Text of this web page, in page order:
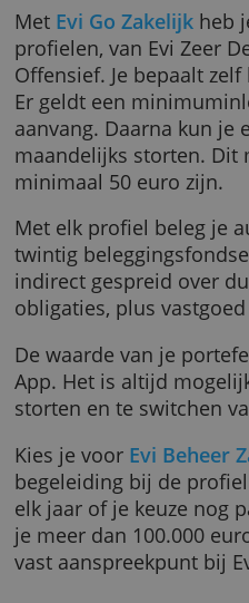
individuele aandelen
beurstransacties te
Waarin kun je
MetEvi Go Zakelijk
profielen, van Evi
Offensief. Je bepaalt
Er geldt een
aanvang. Daarna kun
minimaal 50 euro
Met elk profiel beleg
twintig
indirect gespreid
obligaties, plus
De waarde van je